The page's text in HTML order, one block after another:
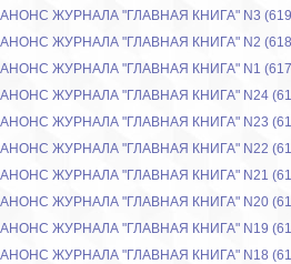
АНОНС ЖУРНАЛА "ГЛАВНАЯ КНИГА" N3
АНОНС ЖУРНАЛА "ГЛАВНАЯ КНИГА" N2
АНОНС ЖУРНАЛА "ГЛАВНАЯ КНИГА" N1
АНОНС ЖУРНАЛА "ГЛАВНАЯ КНИГА" N24
АНОНС ЖУРНАЛА "ГЛАВНАЯ КНИГА" N23
АНОНС ЖУРНАЛА "ГЛАВНАЯ КНИГА" N22
АНОНС ЖУРНАЛА "ГЛАВНАЯ КНИГА" N21
АНОНС ЖУРНАЛА "ГЛАВНАЯ КНИГА" N20
АНОНС ЖУРНАЛА "ГЛАВНАЯ КНИГА" N19
АНОНС ЖУРНАЛА "ГЛАВНАЯ КНИГА" N18